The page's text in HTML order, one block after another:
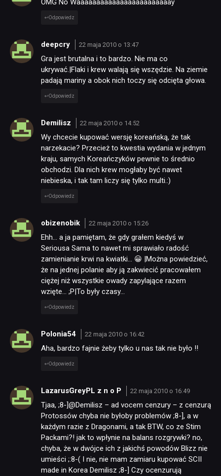
OMG No Waaaaaaaaaaaaaaaaaaaaaaaay
Odpowiedz
deepcry 22 maja 2010 o 13:47
Gra jest brutalna i to bardzo. Nie ma co
ukrywać.|Flaki i krew walają się wszędzie. Na ziemie
padają mariny a obok nich toczy się odcięta głowa.
Odpowiedz
Demilisz 22 maja 2010 o 14:52
Wy chcecie kupować wersję koreańską, że tak
narzekacie? Przecież to kwestia wydania w jednym
kraju, samych Koreańczyków pewnie to średnio
obchodzi. Dla nich krew mogłaby być nawet
niebieska, i tak tam liczy się tylko multi.:)
Odpowiedz
obizenobik 22 maja 2010 o 15:26
Ehh… a ja pamiętam, że gdy grałem kiedyś w
Seriousa Sama to nawet mi sprawiało radość
zamienianie krwi na kwiatki… 😀 |Można powiedzieć,
że na jednej polanie aby ją zakwiecić pracowałem
ciężej niż wszystkie owady zapylające razem
wzięte… ;P|To były czasy…
Odpowiedz
Polonia54 22 maja 2010 o 16:42
Aha, bardzo fajnie żeby tylko u nas tak nie było !!
Odpowiedz
LazarusGreyPL z n o P 22 maja 2010 o 16:49
Tjaa, ;8-]@Demilisz – ad vocem cenzury – z cenzurą
Protossów chyba nie byłoby problemów ;8-], a w
każdym razie z Dragonami, a tak BTW, co ze Stim
Packami?! jak to wpłynie na balans rozgrywki? no,
chyba, że w dwójce ich z jakichś powodów Blizz nie
umieści ;:8-( I nie, nie mam zamiaru kupować SCII
made in Korea Demilisz ;8-] Czy ocenzurują